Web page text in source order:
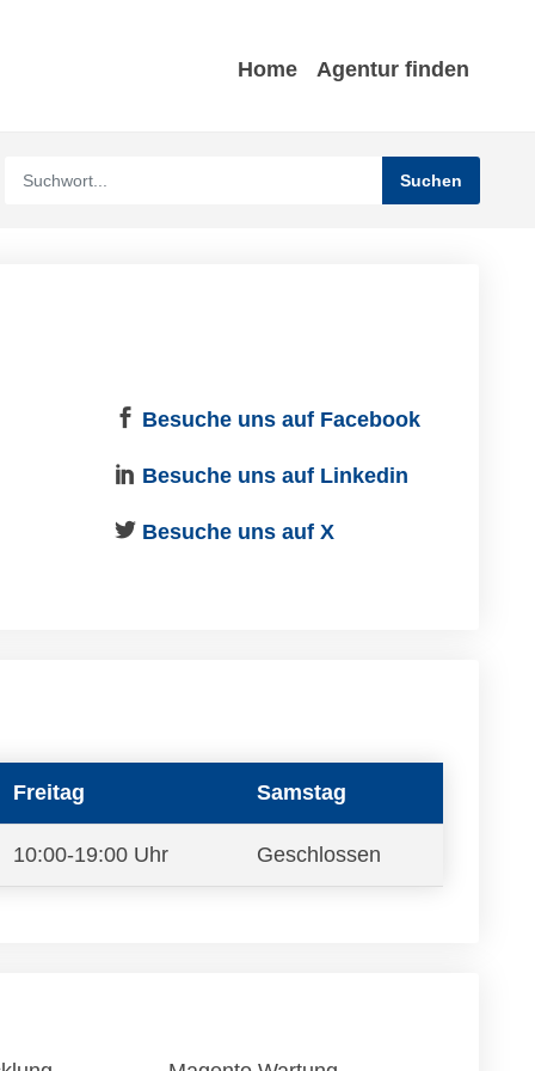
Home Agentur finden
Besuche uns auf Facebook
Besuche uns auf Linkedin
Besuche uns auf X
Freitag Samstag
10:00-19:00 Uhr Geschlossen